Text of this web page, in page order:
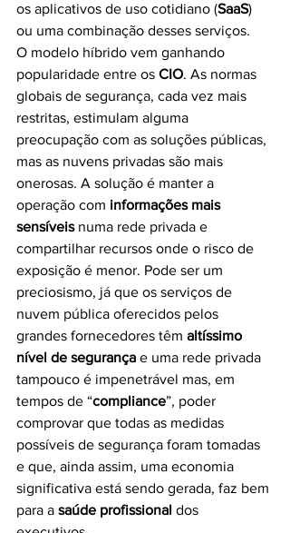
os aplicativos de uso cotidiano (SaaS)
ou uma combinação desses serviços.
O modelo híbrido vem ganhando
popularidade entre os CIO. As normas
globais de segurança, cada vez mais
restritas, estimulam alguma
preocupação com as soluções públicas,
mas as nuvens privadas são mais
onerosas. A solução é manter a
operação com informações mais
sensíveis numa rede privada e
compartilhar recursos onde o risco de
exposição é menor. Pode ser um
preciosismo, já que os serviços de
nuvem pública oferecidos pelos
grandes fornecedores têm altíssimo
nível de segurança e uma rede privada
tampouco é impenetrável mas, em
tempos de “compliance”, poder
comprovar que todas as medidas
possíveis de segurança foram tomadas
e que, ainda assim, uma economia
significativa está sendo gerada, faz bem
para a saúde profissional dos